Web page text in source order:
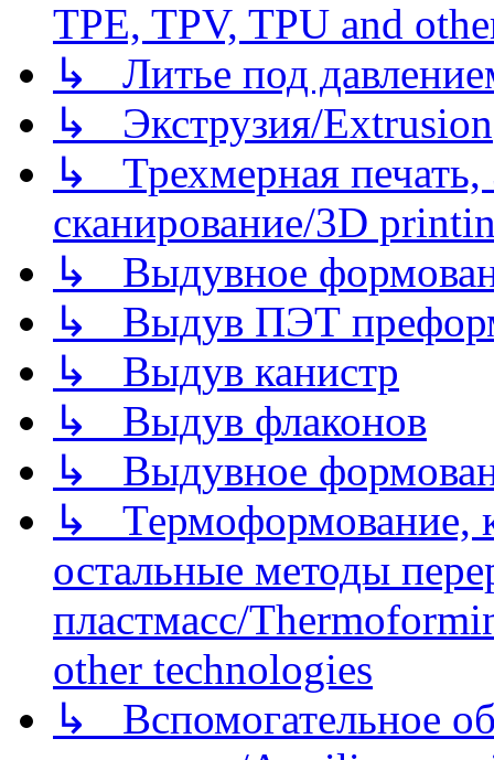
TPE, TPV, TPU and
↳ Литье под
↳ Экструзия/Extrusion
↳ Трехмерная
сканирование/3D
↳ Выдувное
↳ Выдув ПЭТ
↳ Выдув канистр
↳ Выдув флаконов
↳ Выдувное
↳ Термоформование,
остальные методы
пластмасс/
other technologies
↳ Вспомогательное